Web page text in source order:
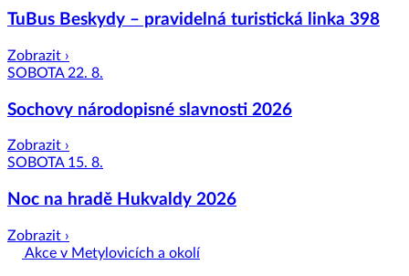
TuBus Beskydy – pravidelná turistická linka 398
Zobrazit ›
SOBOTA 22. 8.
Sochovy národopisné slavnosti 2026
Zobrazit ›
SOBOTA 15. 8.
Noc na hradě Hukvaldy 2026
Zobrazit ›
Akce v Metylovicích a okolí